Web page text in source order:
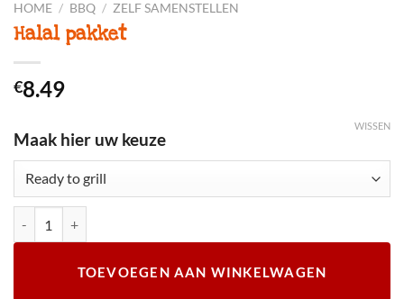
HOME / BBQ / ZELF SAMENSTELLEN
Halal pakket
€8.49
Maak hier uw keuze
WISSEN
TOEVOEGEN AAN WINKELWAGEN